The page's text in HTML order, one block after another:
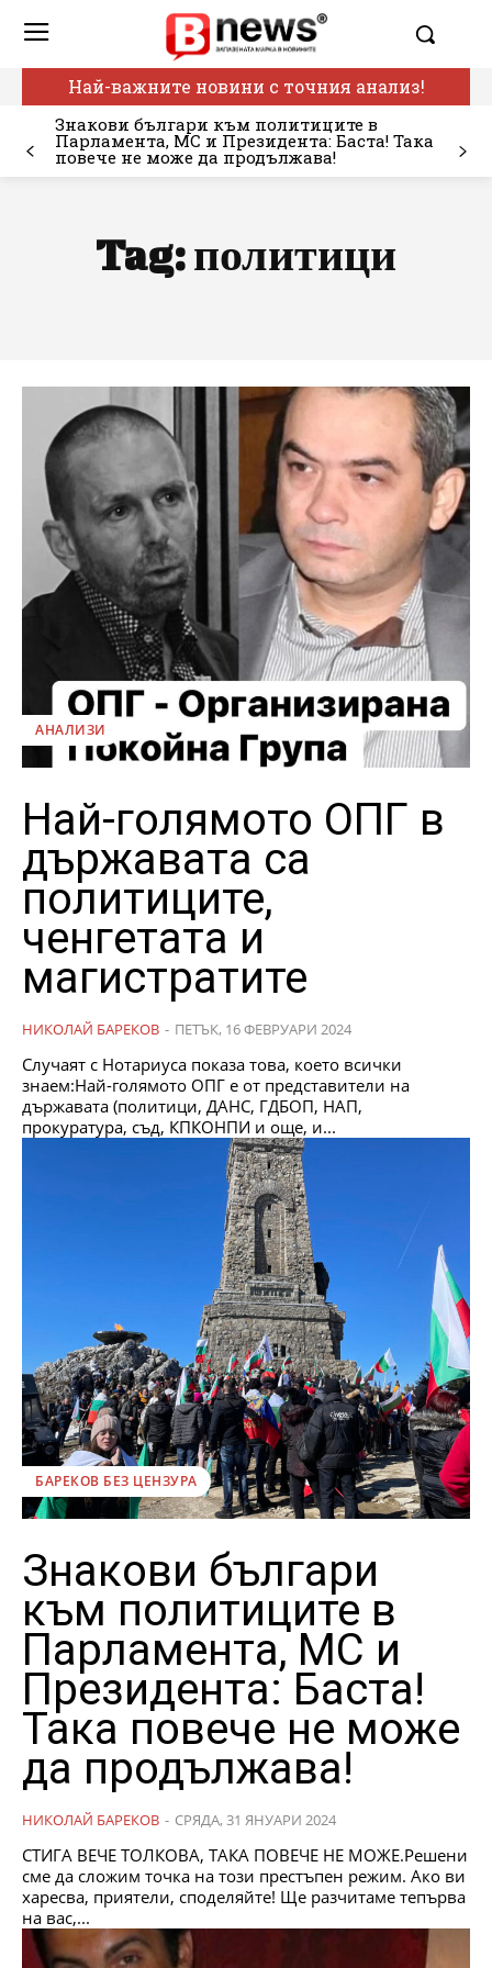
Най-важните новини с точния анализ!
Знакови българи към политиците в
Парламента, МС и Президента: Баста! Така
повече не може да продължава!
Tag:политици
АНАЛИЗИ
Най-голямото ОПГ в
държавата са
политиците,
ченгетата и
магистратите
НИКОЛАЙ БАРЕКОВ - ПЕТЪК, 16 ФЕВРУАРИ 2024
Случаят с Нотариуса показа това, което всички
знаем:Най-голямото ОПГ е от представители на
държавата (политици, ДАНС, ГДБОП, НАП,
прокуратура, съд, КПКОНПИ и още, и...
БАРЕКОВ БЕЗ ЦЕНЗУРА
Знакови българи
към политиците в
Парламента, МС и
Президента: Баста!
Така повече не може
да продължава!
НИКОЛАЙ БАРЕКОВ - СРЯДА, 31 ЯНУАРИ 2024
СТИГА ВЕЧЕ ТОЛКОВА, ТАКА ПОВЕЧЕ НЕ МОЖЕ.Решени
сме да сложим точка на този престъпен режим. Ако ви
харесва, приятели, споделяйте! Ще разчитаме тепърва
на вас,...